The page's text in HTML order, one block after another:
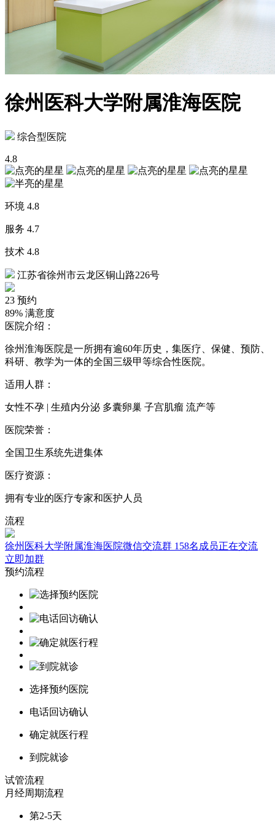
徐州医科大学附属淮海医院
综合型医院
4.8
环境 4.8
服务 4.7
技术 4.8
江苏省徐州市云龙区铜山路226号
23 预约
89% 满意度
医院介绍：
徐州淮海医院是一所拥有逾60年历史，集医疗、保健、预防、
科研、教学为一体的全国三级甲等综合性医院。
适用人群：
女性不孕 | 生殖内分泌 多囊卵巢 子宫肌瘤 流产等
医院荣誉：
全国卫生系统先进集体
医疗资源：
拥有专业的医疗专家和医护人员
流程
徐州医科大学附属淮海医院微信交流群 158名成员正在交流
立即加群
预约流程
选择预约医院
电话回访确认
确定就医行程
到院就诊
试管流程
月经周期流程
第2-5天